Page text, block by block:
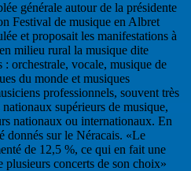
générale autour de la présidente
Festival de musique en Albret
et proposait les manifestations à
milieu rural la musique dite
: orchestrale, vocale, musique de
du monde et musiques
professionnels, souvent très
supérieurs de musique,
nationaux ou internationaux. En
donnés sur le Néracais. «Le
de 12,5 %, ce qui en fait une
concerts de son choix»